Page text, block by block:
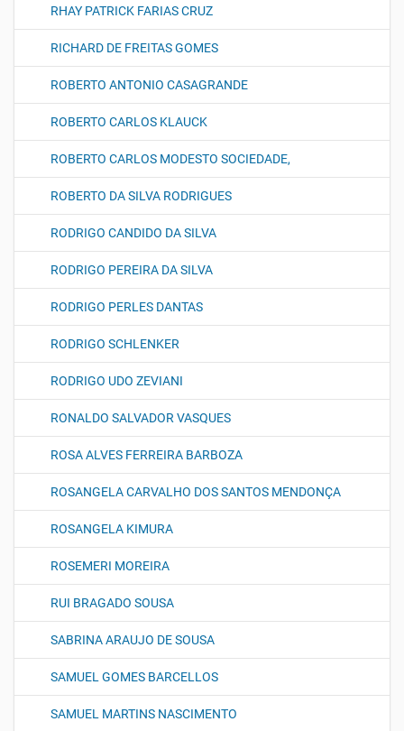
RHAY PATRICK FARIAS CRUZ
RICHARD DE FREITAS GOMES
ROBERTO ANTONIO CASAGRANDE
ROBERTO CARLOS KLAUCK
ROBERTO CARLOS MODESTO SOCIEDADE,
ROBERTO DA SILVA RODRIGUES
RODRIGO CANDIDO DA SILVA
RODRIGO PEREIRA DA SILVA
RODRIGO PERLES DANTAS
RODRIGO SCHLENKER
RODRIGO UDO ZEVIANI
RONALDO SALVADOR VASQUES
ROSA ALVES FERREIRA BARBOZA
ROSANGELA CARVALHO DOS SANTOS MENDONÇA
ROSANGELA KIMURA
ROSEMERI MOREIRA
RUI BRAGADO SOUSA
SABRINA ARAUJO DE SOUSA
SAMUEL GOMES BARCELLOS
SAMUEL MARTINS NASCIMENTO